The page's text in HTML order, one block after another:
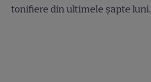
tonifiere din ultimele șapte luni.